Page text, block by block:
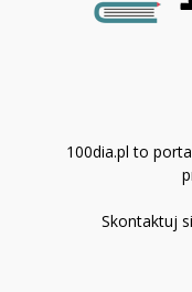
100dia.pl to
Skontaktuj